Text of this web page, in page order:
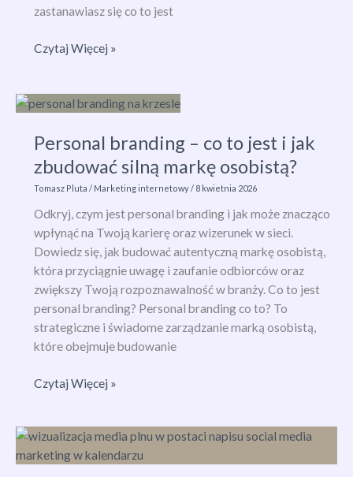
zastanawiasz się co to jest
Odkryj,
jest
Facebook
i
skuteczność
reklam
Czytaj Więcej »
Personal branding – co to jest i jak
zbudować silną markę osobistą?
Tomasz Pluta / Marketing internetowy / 8 kwietnia 2026
Odkryj, czym jest personal branding i jak może znacząco
wpłynąć na Twoją karierę oraz wizerunek w sieci.
Dowiedz się, jak budować autentyczną markę osobistą,
która przyciągnie uwagę i zaufanie odbiorców oraz
zwiększy Twoją rozpoznawalność w branży. Co to jest
personal branding? Personal branding co to? To
strategiczne i świadome zarządzanie marką osobistą,
które obejmuje budowanie
Personal
co
to
Czytaj Więcej »